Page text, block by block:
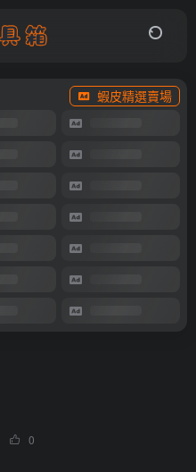
蝦皮精選賣場
0